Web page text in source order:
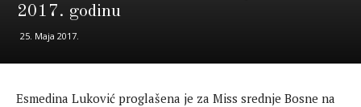
2017. godinu
25. Maja 2017.
Esmedina Luković proglašena je za Miss srednje Bosne na